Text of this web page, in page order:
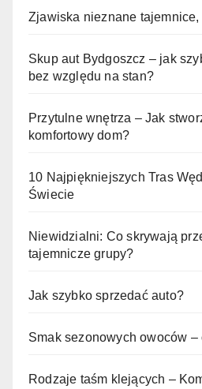
Zjawiska nieznane
Skup aut Bydgoszcz – jak
bez względu na stan?
Przytulne wnętrza – Jak
komfortowy dom?
10 Najpiękniejszych Tras
Świecie
Niewidzialni: Co skrywają
tajemnicze grupy?
Jak szybko sprzedać auto?
Smak sezonowych owoców
Rodzaje taśm klejących –